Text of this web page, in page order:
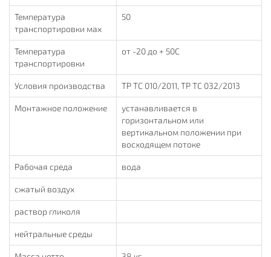
Температура
транспортировки мах
50
Температура
транспортировки
от -20 до + 50С
Условия производства ТР ТС 010/2011, TP TC 032/2013
Монтажное положение
устанавливается в
горизонтальном или
вертикальном положении при
восходящем потоке
Рабочая среда вода
сжатый воздух
раствор гликоля
нейтральные среды